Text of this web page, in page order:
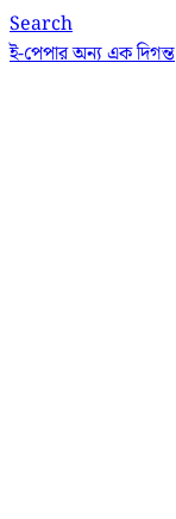
Search
ই-পেপারঅন্য এক দিগন্ত